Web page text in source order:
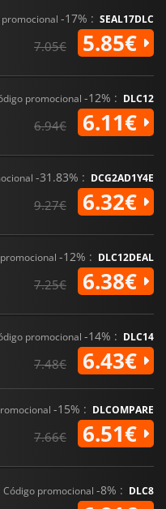
-17% : SEAL17DLC
7.05€ 5.85€
promocional -12% : DLC12
6.94€ 6.11€
-31.83% : DCG2AD1Y4E
9.27€ 6.32€
-12% : DLC12DEAL
7.25€ 6.38€
promocional -14% : DLC14
7.48€ 6.43€
-15% : DLCOMPARE
7.66€ 6.51€
Código promocional -8% : DLC8